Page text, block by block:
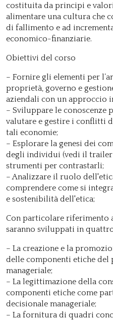
costituita da principi e
alimentare una cultura che
di fallimento e ad
economico-finanziarie.
Obiettivi del corso
– Fornire gli elementi per
proprietà, governo e
aziendali con un approccio
– Sviluppare le conoscenze
valutare e gestire i conflitti
tali economie;
– Esplorare la genesi dei
degli individui (vedi il trailer
strumenti per contrastarli;
– Analizzare il ruolo
comprendere come si
e sostenibilità dell'etica;
Con particolare riferimento
saranno sviluppati in
– La creazione e la
delle componenti etiche del
manageriale;
– La legittimazione della
componenti etiche come
decisionale manageriale;
– La fornitura di quadri